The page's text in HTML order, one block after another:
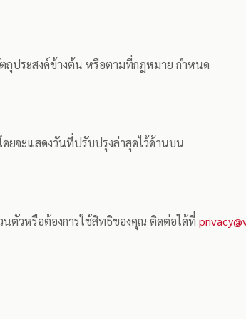
ถุประสงค์ข้างต้น หรือตามที่กฎหมาย กำหนด
ดยจะแสดงวันที่ปรับปรุงล่าสุดไว้ด้านบน
ตัวหรือต้องการใช้สิทธิของคุณ ติดต่อได้ที่